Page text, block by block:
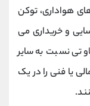
هواداری، توکن
و خریداری می
نسبت به سایر
یا فنی را در یک